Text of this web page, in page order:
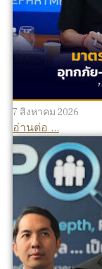
7 สิงหาคม 2026
อ่านต่อ ...